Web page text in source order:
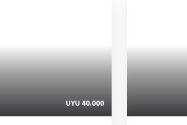
UYU 40.000